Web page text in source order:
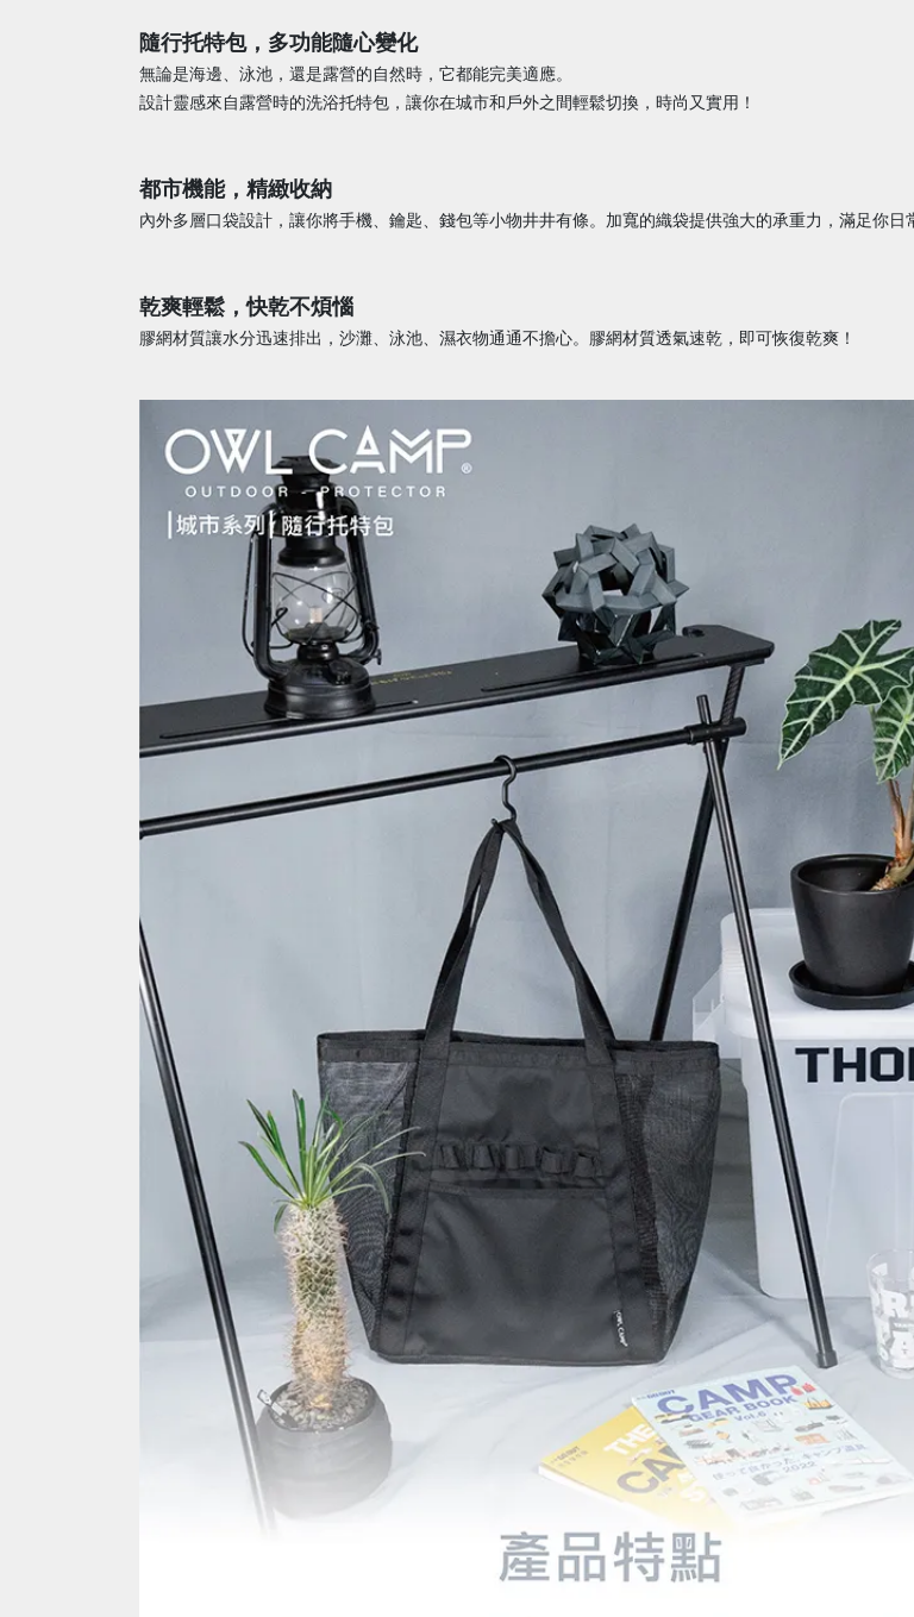
隨行托特包，多功能隨心變化
無論是海邊、泳池，還是露營的自然時，它都能完美適應。
設計靈感來自露營時的洗浴托特包，讓你在城市和戶外之間輕鬆切換，時尚又實用！
都市機能，精緻收納
內外多層口袋設計，讓你將手機、鑰匙、錢包等小物井井有條。加寬的織袋提供強大的承重力，滿足你日
乾爽輕鬆，快乾不煩惱
膠網材質讓水分迅速排出，沙灘、泳池、濕衣物通通不擔心。膠網材質透氣速乾，即可恢復乾爽！